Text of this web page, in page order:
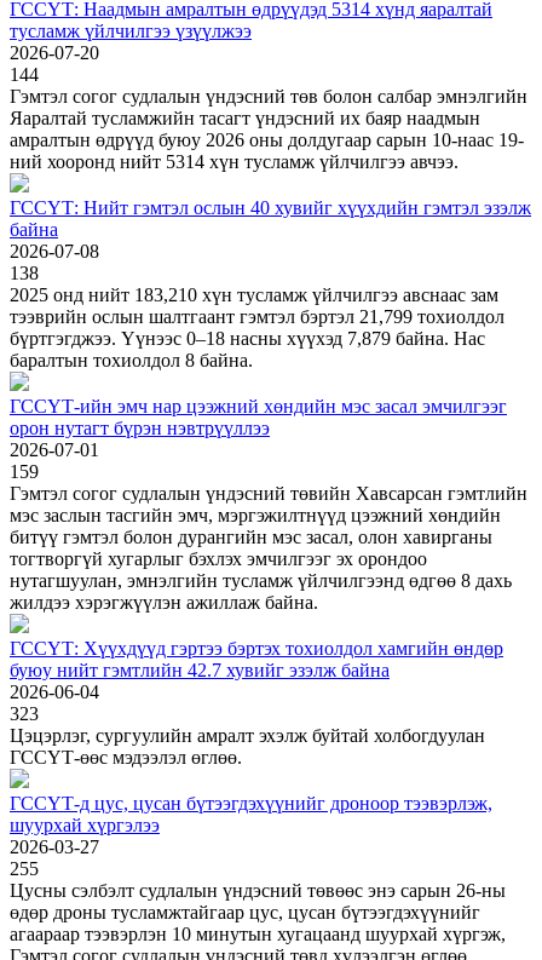
ГССҮТ: Наадмын амралтын өдрүүдэд 5314 хүнд яаралтай
тусламж үйлчилгээ үзүүлжээ
2026-07-20
144
Гэмтэл согог судлалын үндэсний төв болон салбар эмнэлгийн
Яаралтай тусламжийн тасагт үндэсний их баяр наадмын
амралтын өдрүүд буюу 2026 оны долдугаар сарын 10-наас 19-
ний хооронд нийт 5314 хүн тусламж үйлчилгээ авчээ.
ГССҮТ: Нийт гэмтэл ослын 40 хувийг хүүхдийн гэмтэл эзэлж
байна
2026-07-08
138
2025 онд нийт 183,210 хүн тусламж үйлчилгээ авснаас зам
тээврийн ослын шалтгаант гэмтэл бэртэл 21,799 тохиолдол
бүртгэгджээ. Үүнээс 0–18 насны хүүхэд 7,879 байна. Нас
баралтын тохиолдол 8 байна.
ГССҮТ-ийн эмч нар цээжний хөндийн мэс засал эмчилгээг
орон нутагт бүрэн нэвтрүүллээ
2026-07-01
159
Гэмтэл согог судлалын үндэсний төвийн Хавсарсан гэмтлийн
мэс заслын тасгийн эмч, мэргэжилтнүүд цээжний хөндийн
битүү гэмтэл болон дурангийн мэс засал, олон хавирганы
тогтворгүй хугарлыг бэхлэх эмчилгээг эх орондоо
нутагшуулан, эмнэлгийн тусламж үйлчилгээнд өдгөө 8 дахь
жилдээ хэрэгжүүлэн ажиллаж байна.
ГССҮТ: Хүүхдүүд гэртээ бэртэх тохиолдол хамгийн өндөр
буюу нийт гэмтлийн 42.7 хувийг эзэлж байна
2026-06-04
323
Цэцэрлэг, сургуулийн амралт эхэлж буйтай холбогдуулан
ГССҮТ-өөс мэдээлэл өглөө.
ГССҮТ-д цус, цусан бүтээгдэхүүнийг дроноор тээвэрлэж,
шуурхай хүргэлээ
2026-03-27
255
Цусны сэлбэлт судлалын үндэсний төвөөс энэ сарын 26-ны
өдөр дроны тусламжтайгаар цус, цусан бүтээгдэхүүнийг
агаараар тээвэрлэн 10 минутын хугацаанд шуурхай хүргэж,
Гэмтэл согог судлалын үндэсний төвд хүлээлгэн өглөө.